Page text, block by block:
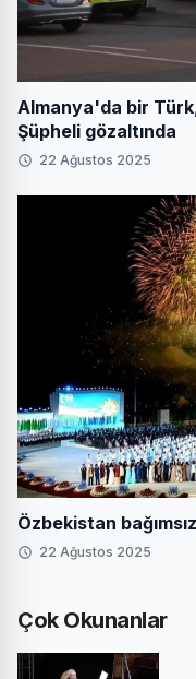
Almanya'da bir
Şüpheli gözaltında
22 Ağustos 2025
Özbekistan
22 Ağustos 2025
Çok Okunanlar